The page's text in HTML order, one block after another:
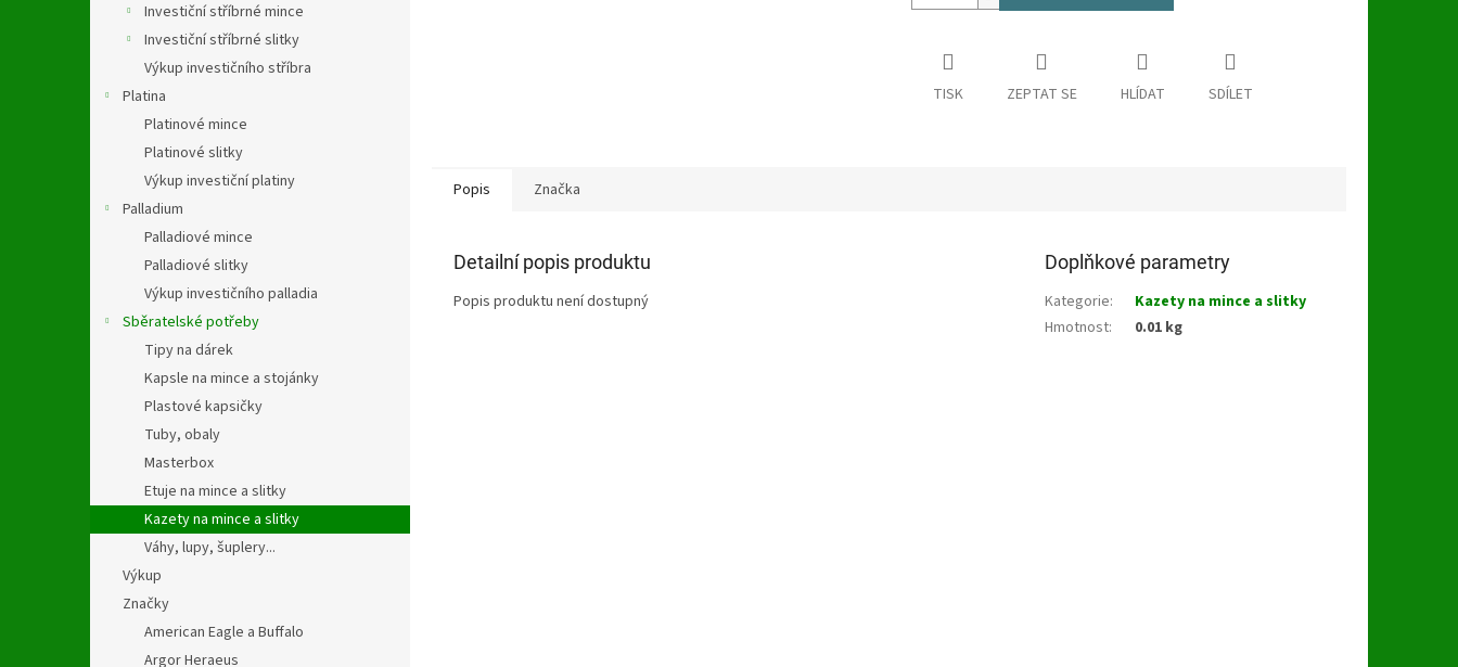
Investiční stříbrné mince
Investiční stříbrné slitky
Výkup investičního stříbra
Platina
Platinové mince
Platinové slitky
Výkup investiční platiny
Palladium
Palladiové mince
Palladiové slitky
Výkup investičního palladia
Sběratelské potřeby
Tipy na dárek
Kapsle na mince a stojánky
Plastové kapsičky
Tuby, obaly
Masterbox
Etuje na mince a slitky
Kazety na mince a slitky
Váhy, lupy, šuplery...
Výkup
Značky
American Eagle a Buffalo
Argor Heraeus
TISK ZEPTAT SE HLÍDAT SDÍLET
Popis Značka
Detailní popis produktu
Popis produktu není dostupný
Doplňkové parametry
Kategorie:
Kazety na mince a slitky
Hmotnost: 0.01 kg